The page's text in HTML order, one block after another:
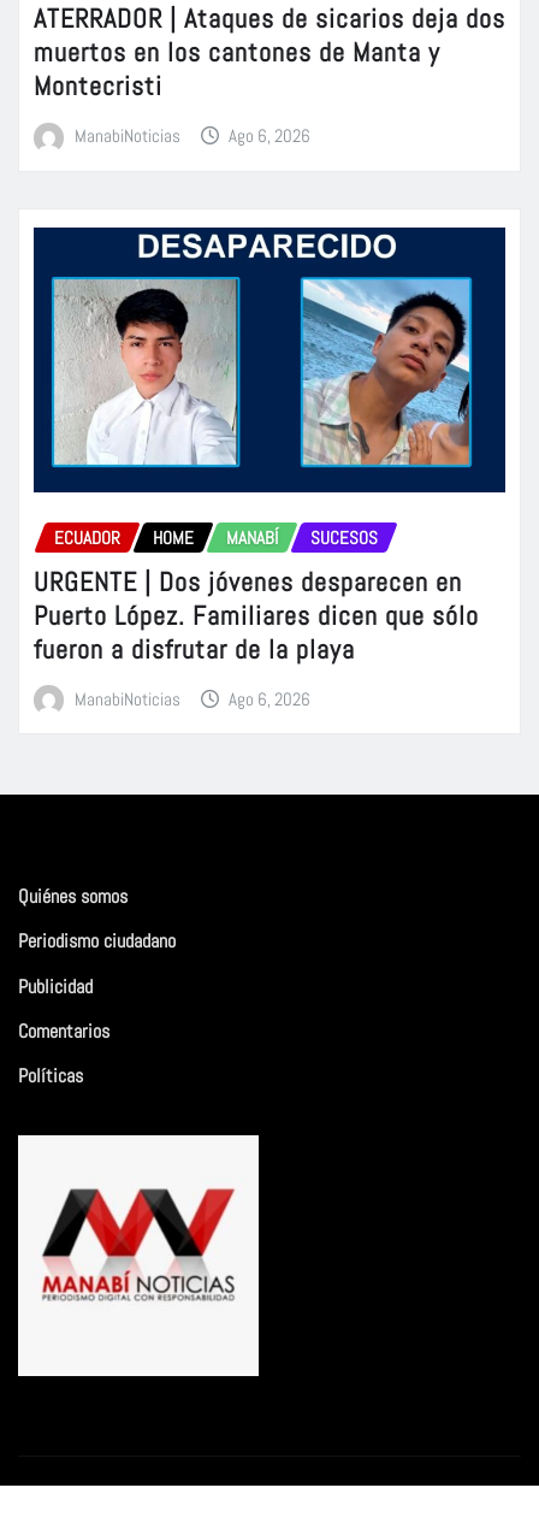
ATERRADOR | Ataques de sicarios deja dos
muertos en los cantones de Manta y
Montecristi
ManabiNoticias Ago 6, 2026
ECUADOR HOME MANABÍ SUCESOS
URGENTE | Dos jóvenes desparecen en
Puerto López. Familiares dicen que sólo
fueron a disfrutar de la playa
ManabiNoticias Ago 6, 2026
Quiénes somos
Periodismo ciudadano
Publicidad
Comentarios
Políticas